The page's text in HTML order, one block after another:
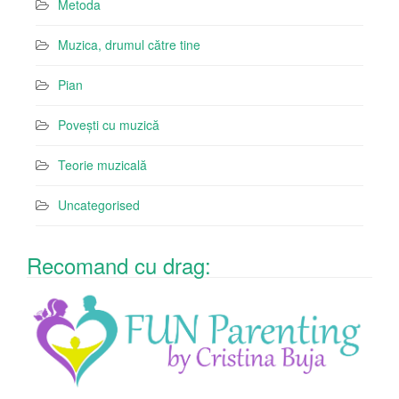
Metoda
Muzica, drumul către tine
Pian
Povești cu muzică
Teorie muzicală
Uncategorised
Recomand cu drag: